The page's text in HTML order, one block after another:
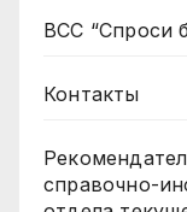
ВСС “Спроси
Контакты
справочно-